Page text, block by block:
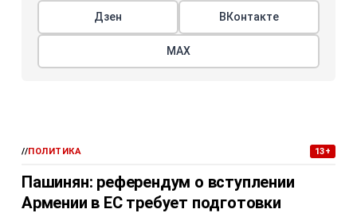
Дзен ВКонтакте
МАХ
//ПОЛИТИКА 13+
Пашинян: референдум о вступлении
Армении в ЕС требует подготовки